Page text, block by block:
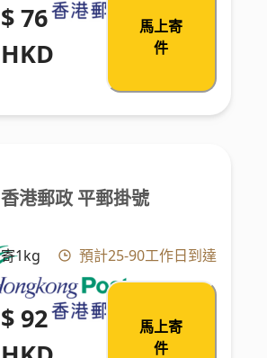
$ 76
HKD
馬上寄
件
香港郵政 平郵掛號
寄1kg 預計25-90工作日到達
$ 92
馬上寄
件